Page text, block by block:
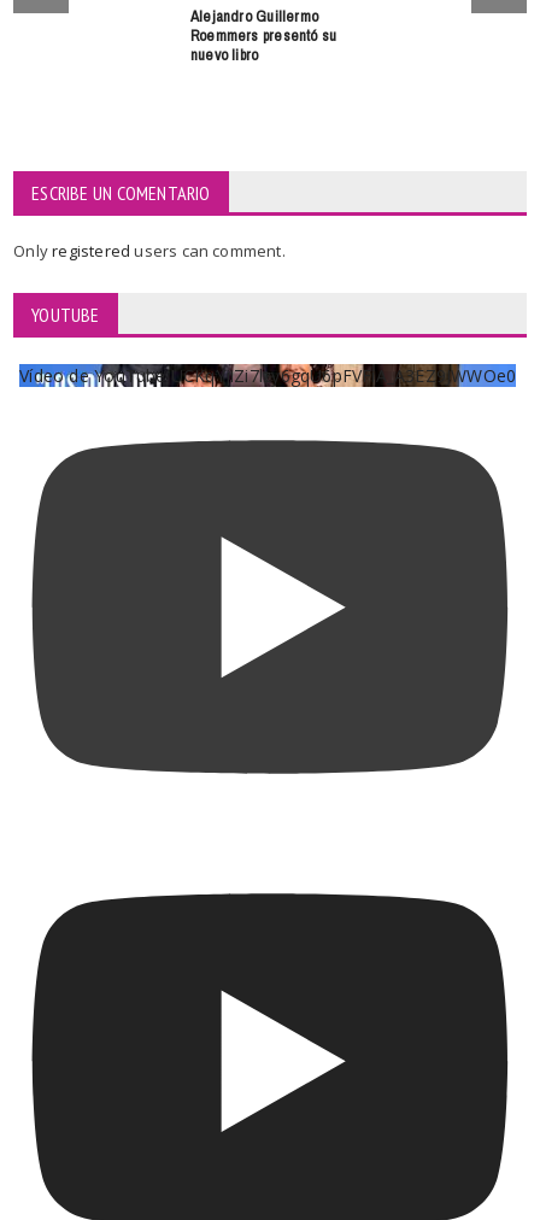
Alejandro Guillermo
Roemmers presentó su
nuevo libro
ESCRIBE UN COMENTARIO
Onlyregisteredusers can comment.
YOUTUBE
Vídeo de YouTube UCKqYjiZi7lzy6gqU6pFVFiA_A3EZ9JWWOe0